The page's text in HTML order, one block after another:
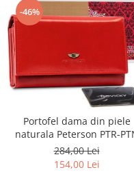
-46%
Portofel dama din piele
naturala Peterson PTR-
438 2-3-1-5989 R
284,00 Lei
154,00 Lei